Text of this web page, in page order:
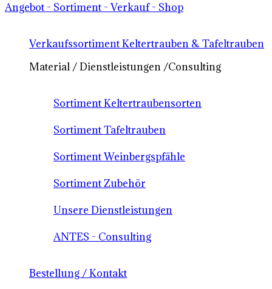
Angebot - Sortiment - Verkauf - Shop
Verkaufssortiment Keltertrauben & Tafeltrauben
Material / Dienstleistungen /Consulting
Sortiment Keltertraubensorten
Sortiment Tafeltrauben
Sortiment Weinbergspfähle
Sortiment Zubehör
Unsere Dienstleistungen
ANTES - Consulting
Bestellung / Kontakt